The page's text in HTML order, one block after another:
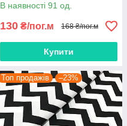
В наявності 91 од.
130 ₴/пог.м 168 ₴/пог.м
Купити
Топ продажів –23%